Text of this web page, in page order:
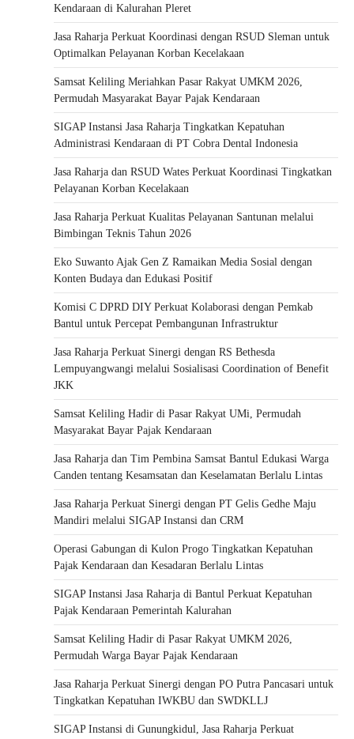
Kendaraan di Kalurahan Pleret
Jasa Raharja Perkuat Koordinasi dengan RSUD Sleman untuk
Optimalkan Pelayanan Korban Kecelakaan
Samsat Keliling Meriahkan Pasar Rakyat UMKM 2026,
Permudah Masyarakat Bayar Pajak Kendaraan
SIGAP Instansi Jasa Raharja Tingkatkan Kepatuhan
Administrasi Kendaraan di PT Cobra Dental Indonesia
Jasa Raharja dan RSUD Wates Perkuat Koordinasi Tingkatkan
Pelayanan Korban Kecelakaan
Jasa Raharja Perkuat Kualitas Pelayanan Santunan melalui
Bimbingan Teknis Tahun 2026
Eko Suwanto Ajak Gen Z Ramaikan Media Sosial dengan
Konten Budaya dan Edukasi Positif
Komisi C DPRD DIY Perkuat Kolaborasi dengan Pemkab
Bantul untuk Percepat Pembangunan Infrastruktur
Jasa Raharja Perkuat Sinergi dengan RS Bethesda
Lempuyangwangi melalui Sosialisasi Coordination of Benefit
JKK
Samsat Keliling Hadir di Pasar Rakyat UMi, Permudah
Masyarakat Bayar Pajak Kendaraan
Jasa Raharja dan Tim Pembina Samsat Bantul Edukasi Warga
Canden tentang Kesamsatan dan Keselamatan Berlalu Lintas
Jasa Raharja Perkuat Sinergi dengan PT Gelis Gedhe Maju
Mandiri melalui SIGAP Instansi dan CRM
Operasi Gabungan di Kulon Progo Tingkatkan Kepatuhan
Pajak Kendaraan dan Kesadaran Berlalu Lintas
SIGAP Instansi Jasa Raharja di Bantul Perkuat Kepatuhan
Pajak Kendaraan Pemerintah Kalurahan
Samsat Keliling Hadir di Pasar Rakyat UMKM 2026,
Permudah Warga Bayar Pajak Kendaraan
Jasa Raharja Perkuat Sinergi dengan PO Putra Pancasari untuk
Tingkatkan Kepatuhan IWKBU dan SWDKLLJ
SIGAP Instansi di Gunungkidul, Jasa Raharja Perkuat